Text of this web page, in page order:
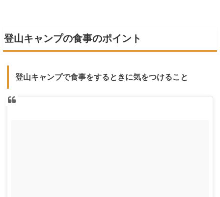
登山キャンプの食事のポイント
登山キャンプで食事をするときに気をつけること